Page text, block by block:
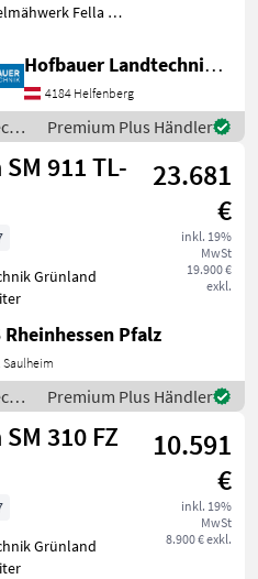
Fella KM
und GW
Grünland
Hofbauer Landtechnik GmbH
4184 Helfenberg
/
Premium Plus Händler
911 TL-
23.681
€
inkl. 19%
MwSt
19.900 €
exkl.
Grünland
Rheinhessen Pfalz
Saulheim
/
Premium Plus Händler
310 FZ
10.591
€
inkl. 19%
MwSt
8.900 € exkl.
Grünland